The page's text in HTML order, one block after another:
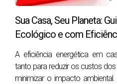
fornecimento de
cada imóvel.
Serviço: Habilidades
para garantir o melhor
comprador.
Sua Casa, Seu Planeta:
Ecológico e com
A eficiência energética em
tanto para reduzir os custos
minimizar o impacto